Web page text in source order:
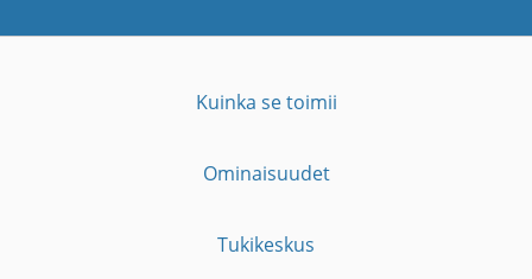
Kuinka se toimii
Ominaisuudet
Tukikeskus